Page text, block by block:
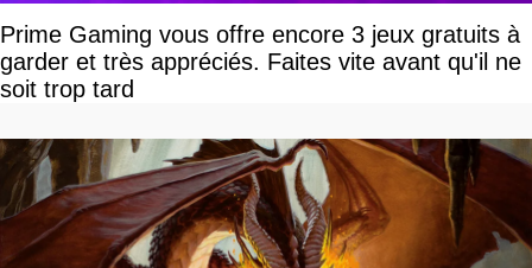
Prime Gaming vous offre encore 3 jeux gratuits à
garder et très appréciés. Faites vite avant qu'il ne
soit trop tard